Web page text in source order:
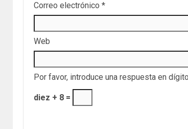
Correo electrónico *
Web
Por favor, introduce una respuesta en
diez + 8 =